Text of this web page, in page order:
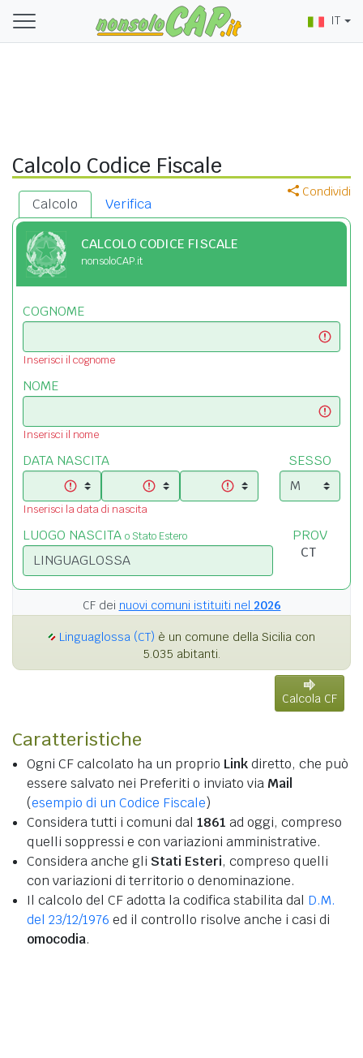
IT
Calcolo Codice Fiscale
Condividi
Calcolo Verifica
CALCOLO CODICE FISCALE
nonsoloCAP.it
COGNOME
Inserisci il cognome
NOME
Inserisci il nome
DATA NASCITA
Inserisci la data di nascita
SESSO
LUOGO NASCITA o Stato Estero PROV
CF dei nuovi comuni istituiti nel 2026
Linguaglossa (CT) è un comune della Sicilia con
5.035 abitanti.
Calcola CF
Caratteristiche
Ogni CF calcolato ha un proprio Linkdiretto, che può
essere salvato nei Preferiti o inviato via Mail
(esempio di un Codice Fiscale)
Considera tutti i comuni dal 1861 ad oggi, compreso
quelli soppressi e con variazioni amministrative.
Considera anche gli Stati Esteri, compreso quelli
con variazioni di territorio o denominazione.
Il calcolo del CF adotta la codifica stabilita dal D.M.
del 23/12/1976 ed il controllo risolve anche i casi di
omocodia.